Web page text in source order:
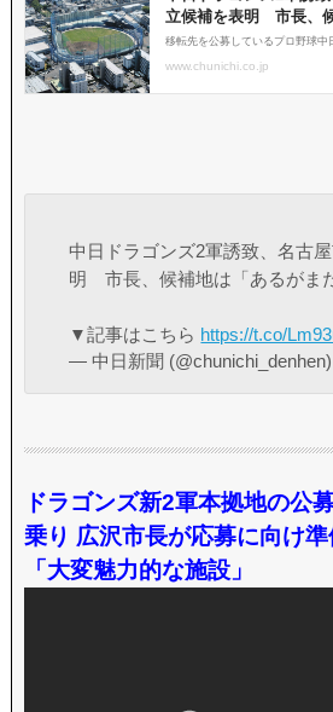
中日ドラゴンズ2軍誘致、名古
明 市長、候補地は「あるがま
▼記事はこちら https://t.co/
— 中日新聞
ドラゴンズ新2軍本拠地の公
乗り 広沢市長が応募に向け
「大変魅力的な施設」